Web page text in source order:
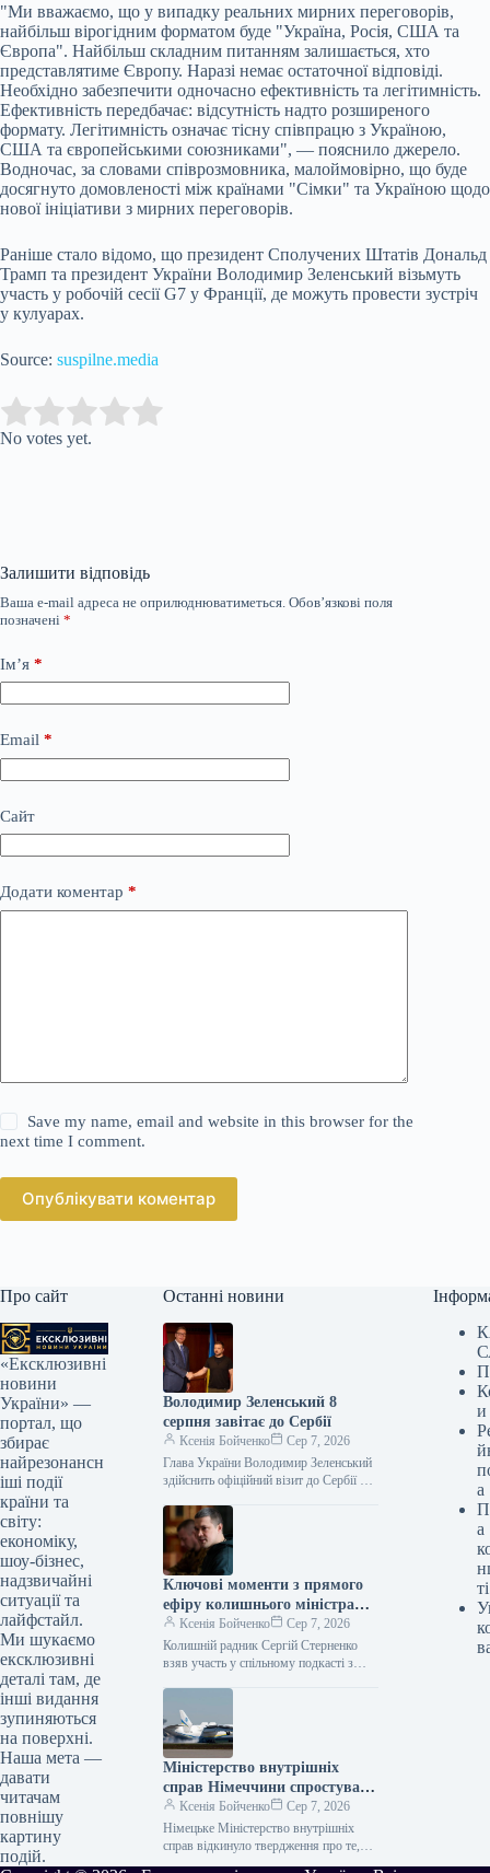
"Ми вважаємо, що у випадку реальних мирних переговорів,
найбільш вірогідним форматом буде "Україна, Росія, США та
Європа". Найбільш складним питанням залишається, хто
представлятиме Європу. Наразі немає остаточної відповіді.
Необхідно забезпечити одночасно ефективність та легітимність.
Ефективність передбачає: відсутність надто розширеного
формату. Легітимність означає тісну співпрацю з Україною,
США та європейськими союзниками", — пояснило джерело.
Водночас, за словами співрозмовника, малоймовірно, що буде
досягнуто домовленості між країнами "Сімки" та Україною щодо
нової ініціативи з мирних переговорів.
Раніше стало відомо, що президент Сполучених Штатів Дональд
Трамп та президент України Володимир Зеленський візьмуть
участь у робочій сесії G7 у Франції, де можуть провести зустріч
у кулуарах.
Source: suspilne.media
Rate this item:
No votes yet.
Залишити відповідь
Ваша e-mail адреса не оприлюднюватиметься. Обов’язкові поля
позначені *
Ім’я *
Email *
Сайт
Додати коментар *
Save my name, email and website in this browser for the
next time I comment.
Опублікувати коментар
Про сайт
«Ексклюзивні
новини
України» —
портал, що
збирає
найрезонансн
іші події
країни та
світу:
економіку,
шоу-бізнес,
надзвичайні
ситуації та
лайфстайл.
Ми шукаємо
ексклюзивні
деталі там, де
інші видання
зупиняються
на поверхні.
Наша мета —
давати
читачам
повнішу
картину
подій.
Останні новини
Володимир Зеленський 8
серпня завітає до Сербії
Ксенія Бойченко
Сер 7, 2026
Глава України Володимир Зеленський
здійснить офіційний візит до Сербії 8
президентом країни Александром
Вучичем. Цю…
Ключові моменти з прямого
ефіру колишнього міністра
оборони Федорова з колишнім
радником Стерненком
Ксенія Бойченко
Сер 7, 2026
Колишній радник Сергій Стерненко
взяв участь у спільному подкасті з
обговорили протести, запуск…
Міністерство внутрішніх
справ Німеччини спростувало
повідомлення про наявність
боєприпасів на борту літака в
Лейпцигу.
Ксенія Бойченко
Сер 7, 2026
Німецьке Міністерство внутрішніх
справ відкинуло твердження про те,
и
а
а
ті